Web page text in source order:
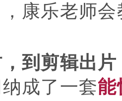
康乐老师
到 剪辑出
纳成了一套能